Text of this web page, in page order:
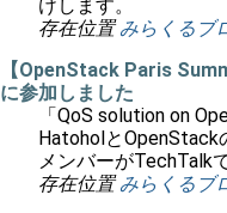
けします。
存在位置 みらくるブ
【OpenStack Paris
に参加しました
「QoS solution on
HatoholとOpenStack
メンバーがTechTalk
存在位置 みらくるブ